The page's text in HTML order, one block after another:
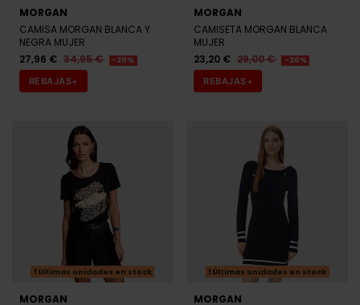
MORGAN
CAMISA MORGAN BLANCA Y
NEGRA MUJER
27,96 € 34,95 € -20%
REBAJAS+
MORGAN
CAMISETA MORGAN BLANCA
MUJER
23,20 € 29,00 € -20%
REBAJAS+
Últimas unidades en stock
MORGAN
Últimas unidades en stock
MORGAN